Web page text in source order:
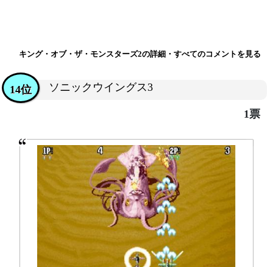
キング・オブ・ザ・モンスターズ2の詳細・すべてのコメントを見る
ソニックウイングス3
14位
1票